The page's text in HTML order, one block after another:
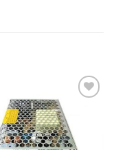
Dodaj u
omiljene